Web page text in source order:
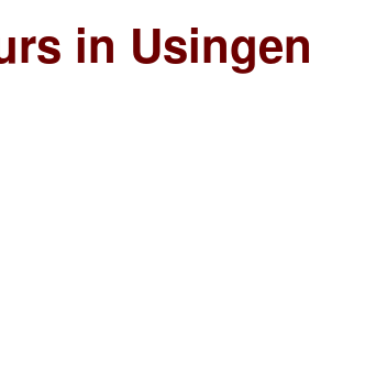
in Usingen